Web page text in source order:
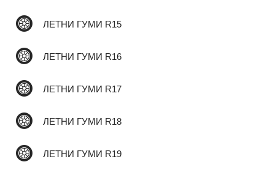
ЛЕТНИ ГУМИ R15
ЛЕТНИ ГУМИ R16
ЛЕТНИ ГУМИ R17
ЛЕТНИ ГУМИ R18
ЛЕТНИ ГУМИ R19